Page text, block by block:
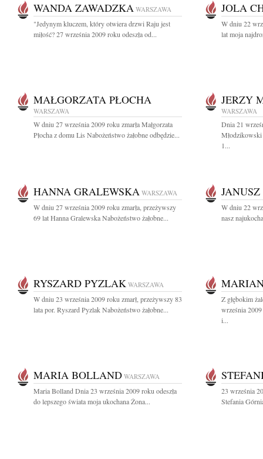
WANDA ZAWADZKA WARSZAWA
"Jedynym kluczem, który otwiera drzwi Raju jest
miłość? 27 września 2009 roku odeszła od...
JOLA
W dniu 22
lat moja
MAŁGORZATA PŁOCHA
WARSZAWA
W dniu 27 września 2009 roku zmarła Małgorzata
Płocha z domu Lis Nabożeństwo żałobne odbędzie...
JERZY
WARSZAWA
Dnia 21
Młodzikowski
1...
HANNA GRALEWSKA WARSZAWA
W dniu 27 września 2009 roku zmarła, przeżywszy
69 lat Hanna Gralewska Nabożeństwo żałobne...
W dniu 22
nasz
RYSZARD PYZLAK WARSZAWA
W dniu 23 września 2009 roku zmarł, przeżywszy 83
lata por. Ryszard Pyzlak Nabożeństwo żałobne...
Z głębokim
września
i...
MARIA BOLLAND WARSZAWA
Maria Bolland Dnia 23 września 2009 roku odeszła
do lepszego świata moja ukochana Żona...
23 września
Stefania